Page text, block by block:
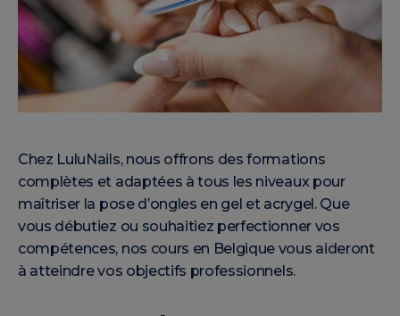
Chez LuluNails, nous offrons des formations
complètes et adaptées à tous les niveaux pour
maîtriser la pose d’ongles en gel et acrygel. Que
vous débutiez ou souhaitiez perfectionner vos
compétences, nos cours en Belgique vous aideront
à atteindre vos objectifs professionnels.